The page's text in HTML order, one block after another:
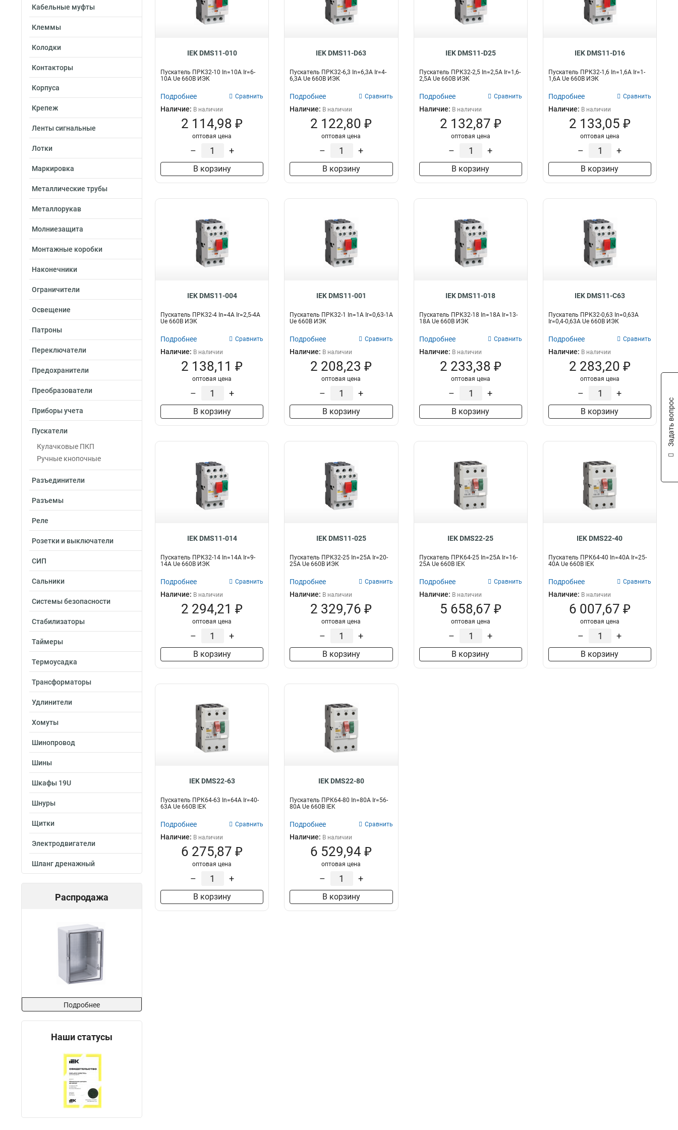
Кабельные муфты
Клеммы
Колодки
Контакторы
Корпуса
Крепеж
Ленты сигнальные
Лотки
Маркировка
Металлические трубы
Металлорукав
Молниезащита
Монтажные коробки
Наконечники
Ограничители
Освещение
Патроны
Переключатели
Предохранители
Преобразователи
Приборы учета
Пускатели
Кулачковые ПКП
Ручные кнопочные
Разъединители
Разъемы
Реле
Розетки и выключатели
СИП
Сальники
Системы безопасности
Стабилизаторы
Таймеры
Термоусадка
Трансформаторы
Удлинители
Хомуты
Шинопровод
Шины
Шкафы 19U
Шнуры
Щитки
Электродвигатели
Шланг дренажный
Распродажа
Подробнее
Наши статусы
ПКП63-33
ПКП10-33
ПКП63-12
ПКП32-12
ПКП25-22
ПКП25-12
ПКП10-22 0
ПКП10-12 1
ПКП63-11
ПКП32-11 1
IEK DMS11-010
Пускатель ПРК32-10 In=10A Ir=6-
10A Ue 660В ИЭК
Подробнее Сравнить
Наличие: В наличии
2 114,98 ₽
оптовая цена
– +
В корзину
IEK DMS11-D63
Пускатель ПРК32-6,3 In=6,3A Ir=4-
6,3A Ue 660В ИЭК
Подробнее Сравнить
Наличие: В наличии
2 122,80 ₽
оптовая цена
– +
В корзину
IEK DMS11-D25
Пускатель ПРК32-2,5 In=2,5A Ir=1,6-
2,5A Ue 660В ИЭК
Подробнее Сравнить
Наличие: В наличии
2 132,87 ₽
оптовая цена
– +
В корзину
IEK DMS11-D16
Пускатель ПРК32-1,6 In=1,6A Ir=1-
1,6A Ue 660В ИЭК
Подробнее Сравнить
Наличие: В наличии
2 133,05 ₽
оптовая цена
– +
В корзину
IEK DMS11-004
Пускатель ПРК32-4 In=4A Ir=2,5-4A
Ue 660В ИЭК
Подробнее Сравнить
Наличие: В наличии
2 138,11 ₽
оптовая цена
– +
В корзину
IEK DMS11-001
Пускатель ПРК32-1 In=1A Ir=0,63-1A
Ue 660В ИЭК
Подробнее Сравнить
Наличие: В наличии
2 208,23 ₽
оптовая цена
– +
В корзину
IEK DMS11-018
Пускатель ПРК32-18 In=18A Ir=13-
18A Ue 660В ИЭК
Подробнее Сравнить
Наличие: В наличии
2 233,38 ₽
оптовая цена
– +
В корзину
IEK DMS11-C63
Пускатель ПРК32-0,63 In=0,63A
Ir=0,4-0,63A Ue 660В ИЭК
Подробнее Сравнить
Наличие: В наличии
2 283,20 ₽
оптовая цена
– +
В корзину
IEK DMS11-014
Пускатель ПРК32-14 In=14A Ir=9-
14A Ue 660В ИЭК
Подробнее Сравнить
Наличие: В наличии
2 294,21 ₽
оптовая цена
– +
В корзину
IEK DMS11-025
Пускатель ПРК32-25 In=25A Ir=20-
25A Ue 660В ИЭК
Подробнее Сравнить
Наличие: В наличии
2 329,76 ₽
оптовая цена
– +
В корзину
IEK DMS22-25
Пускатель ПРК64-25 In=25A Ir=16-
25A Ue 660В IEK
Подробнее Сравнить
Наличие: В наличии
5 658,67 ₽
оптовая цена
– +
В корзину
IEK DMS22-40
Пускатель ПРК64-40 In=40A Ir=25-
40A Ue 660В IEK
Подробнее Сравнить
Наличие: В наличии
6 007,67 ₽
оптовая цена
– +
В корзину
IEK DMS22-63
Пускатель ПРК64-63 In=64A Ir=40-
63A Ue 660В IEK
Подробнее Сравнить
Наличие: В наличии
6 275,87 ₽
оптовая цена
– +
В корзину
IEK DMS22-80
Пускатель ПРК64-80 In=80A Ir=56-
80A Ue 660В IEK
Подробнее Сравнить
Наличие: В наличии
6 529,94 ₽
оптовая цена
– +
В корзину
Задать вопрос